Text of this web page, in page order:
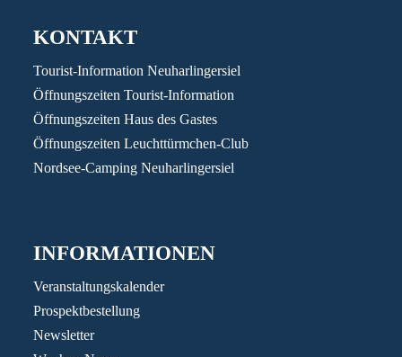
KONTAKT
Tourist-Information Neuharlingersiel
Öffnungszeiten Tourist-Information
Öffnungszeiten Haus des Gastes
Öffnungszeiten Leuchttürmchen-Club
Nordsee-Camping Neuharlingersiel
INFORMATIONEN
Veranstaltungskalender
Prospektbestellung
Newsletter